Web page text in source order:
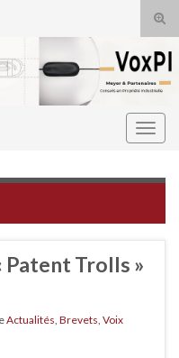
Patent Trolls »
Actualités Brevets Voix